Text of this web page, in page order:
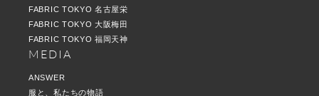
FABRIC TOKYO 名古屋栄
FABRIC TOKYO 大阪梅田
FABRIC TOKYO 福岡天神
MEDIA
ANSWER
服と、私たちの物語